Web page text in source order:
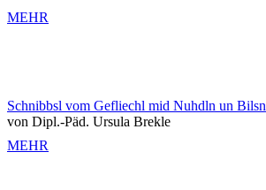
MEHR
Schnibbsl vom Gefliechl mid Nuhdln un Bilsn
von Dipl.-Päd. Ursula Brekle
MEHR